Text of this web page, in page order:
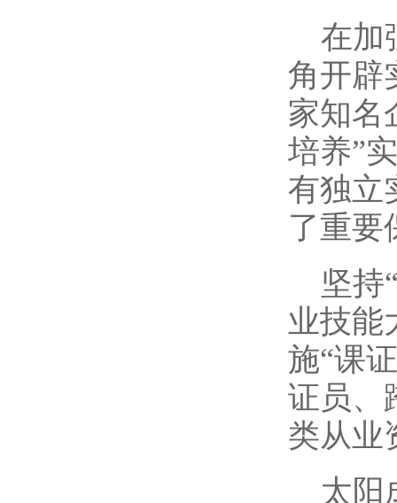
在加
角开辟
家知名
培养”
有独立
了重要
坚持
业技能
施“课
证员、
类从业
太阳